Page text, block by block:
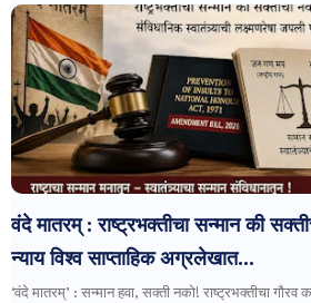
वंदे मातरम् : राष्ट्रभक्तीचा सन्मान की
न्याय विश्व साप्ताहिक अग्रलेखात...
‘वंदे मातरम्’ : सन्मान हवा, सक्ती नको! राष्ट्रभक्तीचा गौरव